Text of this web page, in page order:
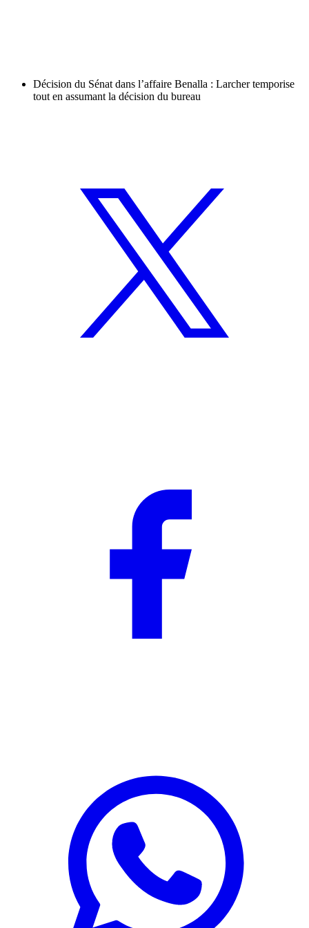
Décision du Sénat dans l’affaire Benalla : Larcher temporise
tout en assumant la décision du bureau